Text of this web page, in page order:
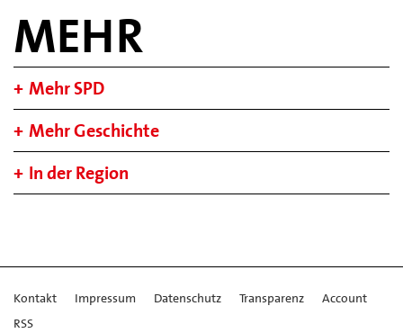
MEHR
Mehr SPD
Mehr Geschichte
In der Region
Kontakt Impressum Datenschutz Transparenz
Account
RSS